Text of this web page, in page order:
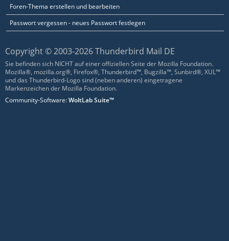
Foren-Thema erstellen und bearbeiten
Passwort vergessen - neues Passwort festlegen
Copyright © 2003-2026 Thunderbird Mail DE
Sie befinden sich NICHT auf einer offiziellen Seite der Mozilla Foundation.
Mozilla®, mozilla.org®, Firefox®, Thunderbird™, Bugzilla™, Sunbird®, XUL™
und das Thunderbird-Logo sind (neben anderen) eingetragene
Markenzeichen der Mozilla Foundation.
Community-Software:WoltLab Suite™